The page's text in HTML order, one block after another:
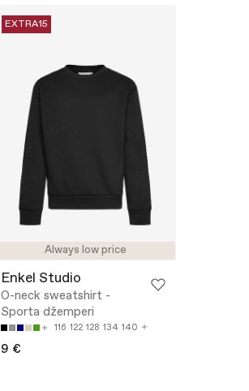
Always low price
EXTRA15
Enkel Studio
O-neck sweatshirt -
Sporta džemperi
116 122 128 134 140
9 €